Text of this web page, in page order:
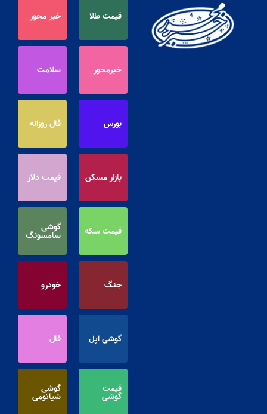
قیمت طلا خبر محور
خبرمحور سلامت
بورس فال روزانه
بازار مسکن قیمت دلار
قیمت سکه گوشی
سامسونگ
جنگ خودرو
گوشی اپل فال
قیمت
گوشی
گوشی
شیائومی